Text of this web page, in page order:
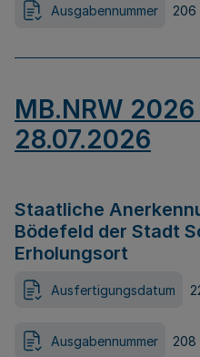
Ausgabennummer 206
MB.NRW
28.07.2026
Staatliche
Bödefeld der Stadt
Erholungsort
Ausfertigungsdatum
Ausgabennummer 208